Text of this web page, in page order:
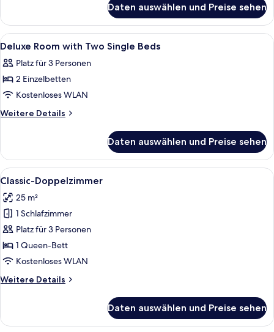
Bed
anzeigen
Room
with
One
Bed
Daten auswählen und Preise sehen
Alle
Fotos
für
Deluxe
Room
with
Beds
anzeigen
Eine Hotelhalle mit einer Rezeption,
10
Deluxe Room with Two Single Beds
Platz für 3 Personen
2 Einzelbetten
Kostenloses WLAN
Weitere Details
Weitere
Room
with
Two
Beds
Daten auswählen und Preise sehen
Alle
Fotos
für
Classic-
Doppelzimmer
anzeigen
Ein Hotelzimmer mit einem großen
8
Classic-Doppelzimmer
25 m²
1 Schlafzimmer
Platz für 3 Personen
1 Queen-Bett
Kostenloses WLAN
Weitere Details
Weitere
Doppelzimmer
Daten auswählen und Preise sehen